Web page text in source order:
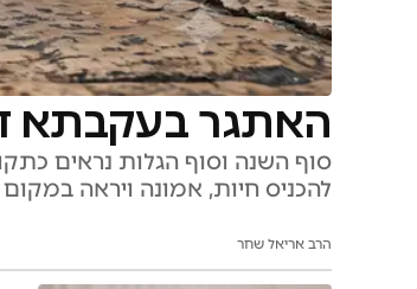
האתגר בעקבתא
סוף השנה וסוף הגלות נראים
להכניס חיות, אמונה ויראה
הרב אריאל שחר